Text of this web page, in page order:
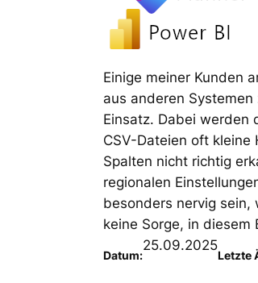
Einige meiner Kunden
aus anderen
Einsatz. Dabei werden
CSV-Dateien oft
Spalten nicht richtig
regionalen
besonders nervig sein,
keine Sorge, in
Datum:
25.09.2025
Letzte